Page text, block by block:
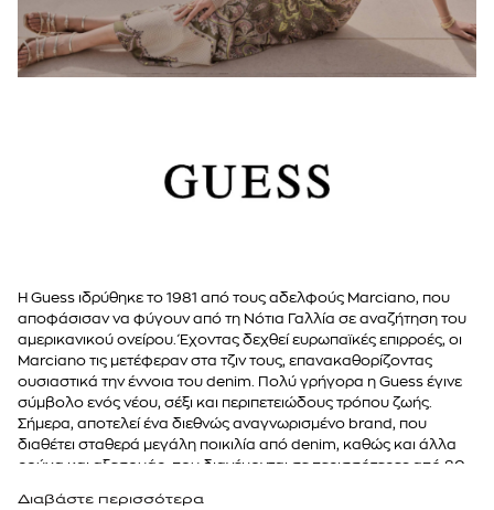
Η Guess ιδρύθηκε το 1981 από τους αδελφούς Marciano, που
αποφάσισαν να φύγουν από τη Νότια Γαλλία σε αναζήτηση του
αμερικανικού ονείρου. Έχοντας δεχθεί ευρωπαϊκές επιρροές, οι
Marciano τις μετέφεραν στα τζιν τους, επανακαθορίζοντας
ουσιαστικά την έννοια του denim. Πολύ γρήγορα η Guess έγινε
σύμβολο ενός νέου, σέξι και περιπετειώδους τρόπου ζωής.
Σήμερα, αποτελεί ένα διεθνώς αναγνωρισμένο brand, που
διαθέτει σταθερά μεγάλη ποικιλία από denim, καθώς και άλλα
ρούχα και αξεσουάρ, που διανέμονται σε περισσότερες από 80
Διαβάστε περισσότερα